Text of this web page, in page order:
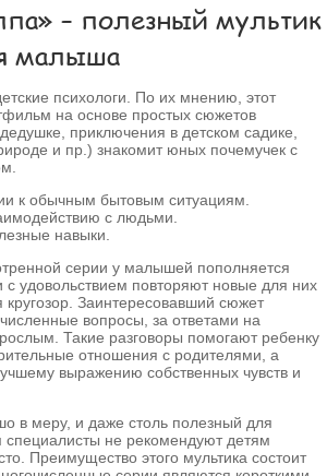
– полезный мультик
малыша
психологи. По их мнению, этот
на основе простых сюжетов
приключения в детском садике,
и пр.) знакомит юных почемучек с
к обычным бытовым ситуациям.
с людьми.
навыки.
серии у малышей пополняется
с удовольствием повторяют новые для них
Заинтересовавший сюжет
вопросы, за ответами на
Такие разговоры помогают ребенку
отношения с родителями, а
выражению собственных чувств и
в меру, и даже столь полезный для
специалисты не рекомендуют детям
Преимущество этого мультика состоит